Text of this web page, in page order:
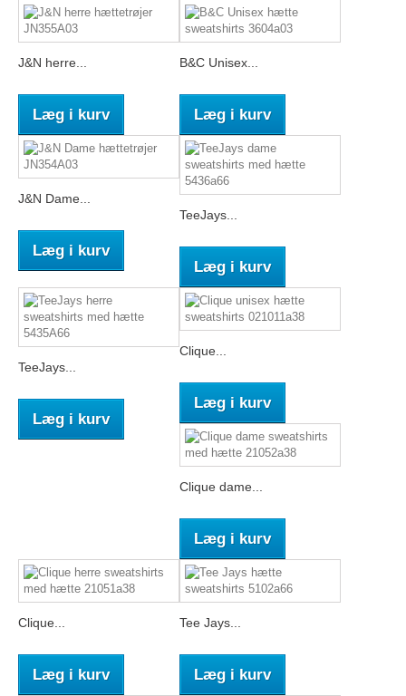
J&N herre...
Læg i kurv
B&C Unisex...
Læg i kurv
J&N Dame...
Læg i kurv
TeeJays...
Læg i kurv
TeeJays...
Læg i kurv
Clique...
Læg i kurv
Clique dame...
Læg i kurv
Clique...
Læg i kurv
Tee Jays...
Læg i kurv